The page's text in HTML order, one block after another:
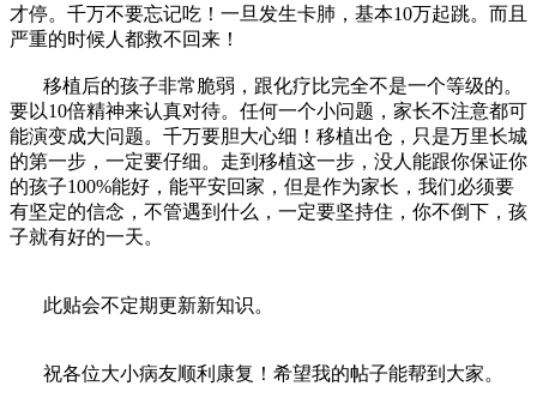
才停。千万不要忘记吃！一旦发生卡肺，基本10万起跳。而且
严重的时候人都救不回来！
移植后的孩子非常脆弱，跟化疗比完全不是一个等级的。
要以10倍精神来认真对待。任何一个小问题，家长不注意都可
能演变成大问题。千万要胆大心细！移植出仓，只是万里长城
的第一步，一定要仔细。走到移植这一步，没人能跟你保证你
的孩子100%能好，能平安回家，但是作为家长，我们必须要
有坚定的信念，不管遇到什么，一定要坚持住，你不倒下，孩
子就有好的一天。
此贴会不定期更新新知识。
祝各位大小病友顺利康复！希望我的帖子能帮到大家。